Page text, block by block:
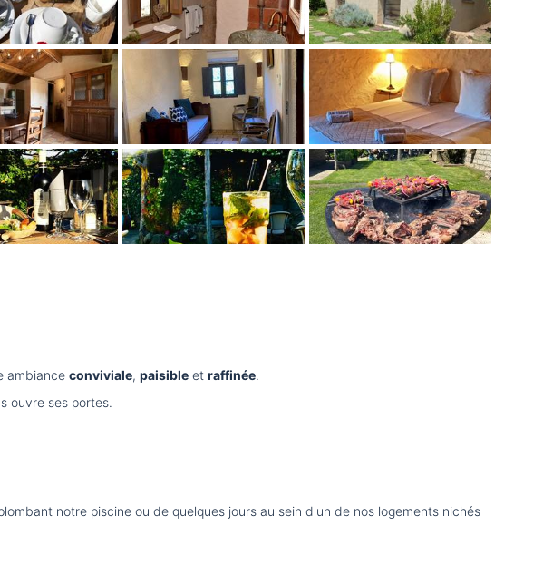
ambiance conviviale, paisible et raffinée.
ouvre ses portes.
notre piscine ou de quelques jours au sein d'un de nos logements nichés